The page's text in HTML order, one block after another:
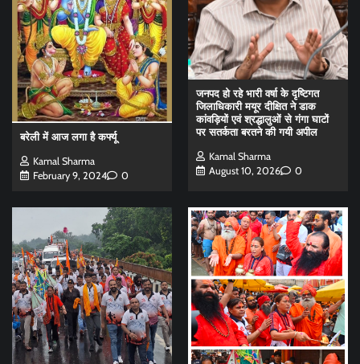
बरेली में आज लगा है कर्फ्यू
Kamal Sharma
February 9, 2024
0
जनपद हो रहे भारी वर्षा के दृष्टिगत
जिलाधिकारी मयूर दीक्षित ने डाक
कांवड़ियों एवं श्रद्धालुओं से गंगा घाटों
पर सतर्कता बरतने की गयी अपील
Kamal Sharma
August 10, 2026
0